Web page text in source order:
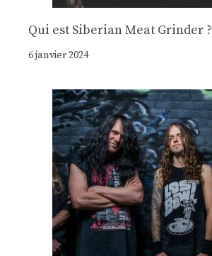
Qui est Siberian Meat Grinder ?
6 janvier 2024